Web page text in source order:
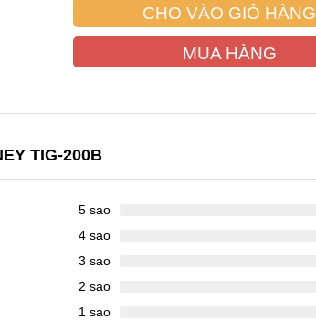
CHO VÀO GIỎ HÀNG
MUA HÀNG
TIG‑200B
5 sao
4 sao
3 sao
2 sao
1 sao